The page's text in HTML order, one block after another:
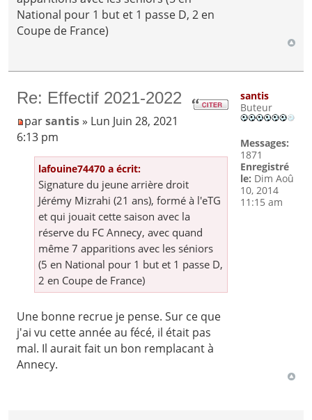
National pour 1 but et 1 passe D, 2 en
Coupe de France)
Re: Effectif 2021-2022
parsantis» Lun Juin 28, 2021
6:13 pm
lafouine74470 a écrit:
Signature du jeune arrière droit
Jérémy Mizrahi (21 ans), formé à l'eTG
et qui jouait cette saison avec la
réserve du FC Annecy, avec quand
même 7 apparitions avec les séniors
(5 en National pour 1 but et 1 passe D,
2 en Coupe de France)
Une bonne recrue je pense. Sur ce que
j'ai vu cette année au fécé, il était pas
mal. Il aurait fait un bon remplacant à
Annecy.
santis
Buteur
Messages:
1871
Enregistré
le: Dim Aoû
10, 2014
11:15 am